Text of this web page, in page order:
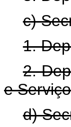
c)
1.
2.
e
d)